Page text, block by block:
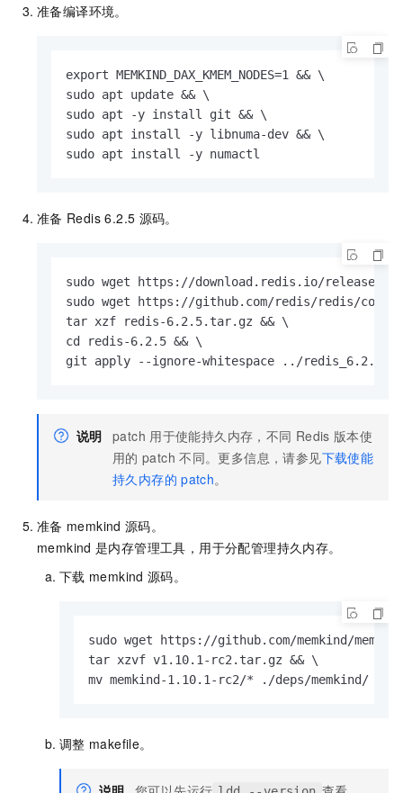
准备编译环境。
export MEMKIND_DAX_KMEM_NODES=1 && \
sudo apt update && \
sudo apt -y install git && \
sudo apt install -y libnuma-dev && \
sudo apt install -y numactl
准备 Redis 6.2.5 源码。
sudo wget https://download.redis.io/releases/
sudo wget https://github.com/redis/redis/
tar xzf redis-6.2.5.tar.gz && \
cd redis-6.2.5 && \
git apply --ignore-whitespace ../
说明 patch 用于使能持久内存，不同 Redis 版本使
用的 patch 不同。更多信息，请参见下载使能
持久内存的 patch。
准备 memkind 源码。
memkind 是内存管理工具，用于分配管理持久内存。
下载 memkind 源码。
sudo wget https://github.com/memkind/
tar xzvf v1.10.1-rc2.tar.gz && \
mv memkind-1.10.1-rc2/* ./deps/memkind/
调整 makefile。